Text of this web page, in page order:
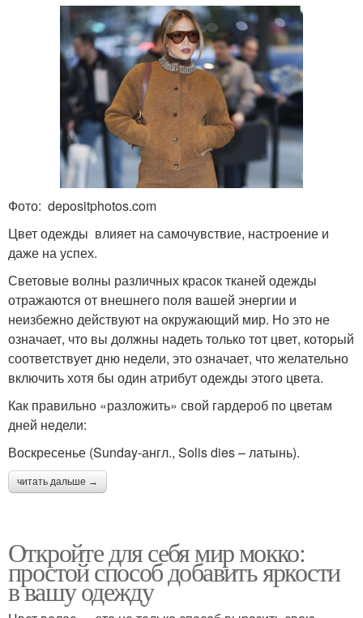
Фото: depositphotos.com
Цвет одежды влияет на самочувствие, настроение и
даже на успех.
Световые волны различных красок тканей одежды
отражаются от внешнего поля вашей энергии и
неизбежно действуют на окружающий мир. Но это не
означает, что вы должны надеть только тот цвет, который
соответствует дню недели, это означает, что желательно
включить хотя бы один атрибут одежды этого цвета.
Как правильно «разложить» свой гардероб по цветам
дней недели:
Воскресенье (Sunday-англ., Solis dies – латынь).
читать дальше →
Откройте для себя мир мокко:
простой способ добавить яркости
в вашу одежду